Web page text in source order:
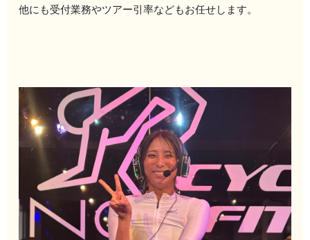
他にも受付業務やツアー引率などもお任せします。